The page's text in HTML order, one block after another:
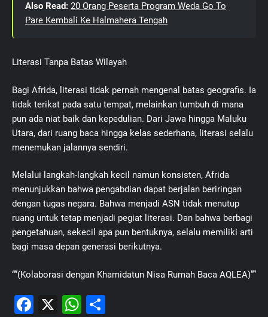
Also Read: 20 Orang Peserta Program Weda Go To
Pare Kembali Ke Halmahera Tengah
Literasi Tanpa Batas Wilayah
Bagi Afrida, literasi tidak pernah mengenal batas geografis. Ia
tidak terikat pada satu tempat, melainkan tumbuh di mana
pun ada niat baik dan kepedulian. Dari Jawa hingga Maluku
Utara, dari ruang baca hingga kelas sederhana, literasi selalu
menemukan jalannya sendiri.
Melalui langkah-langkah kecil namun konsisten, Afrida
menunjukkan bahwa pengabdian dapat berjalan beriringan
dengan tugas negara. Bahwa menjadi ASN tidak menutup
ruang untuk tetap menjadi pegiat literasi. Dan bahwa berbagi
pengetahuan, sekecil apa pun bentuknya, selalu memiliki arti
bagi masa depan generasi berikutnya.
“”(Kolaborasi dengan Khamidatun Nisa Rumah Baca AQLEA)””
Facebook
X WhatsApp